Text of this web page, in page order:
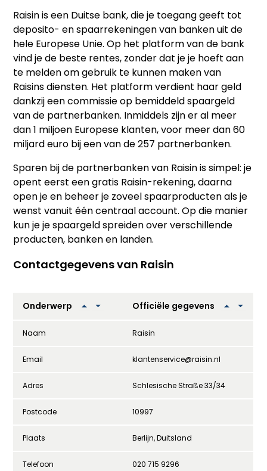
Raisin is een Duitse bank, die je toegang geeft tot
deposito- en spaarrekeningen van banken uit de
hele Europese Unie. Op het platform van de bank
vind je de beste rentes, zonder dat je je hoeft aan
te melden om gebruik te kunnen maken van
Raisins diensten. Het platform verdient haar geld
dankzij een commissie op bemiddeld spaargeld
van de partnerbanken. Inmiddels zijn er al meer
dan 1 miljoen Europese klanten, voor meer dan 60
miljard euro bij een van de 257 partnerbanken.
Sparen bij de partnerbanken van Raisin is simpel: je
opent eerst een gratis Raisin-rekening, daarna
open je en beheer je zoveel spaarproducten als je
wenst vanuit één centraal account. Op die manier
kun je je spaargeld spreiden over verschillende
producten, banken en landen.
Contactgegevens van Raisin
Onderwerp Officiële gegevens
Naam Raisin
Email klantenservice@raisin.nl
Adres Schlesische Straße 33/34
Postcode 10997
Plaats Berlijn, Duitsland
Telefoon 020 715 9296